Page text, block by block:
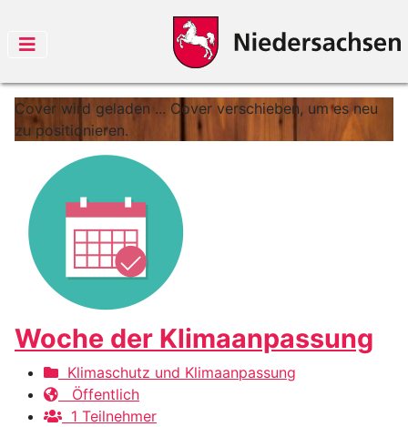
Cover wird geladen ... Cover verschieben, um es neu
zu positionieren.
Woche der Klimaanpassung
Klimaschutz und Klimaanpassung
Öffentlich
1 Teilnehmer